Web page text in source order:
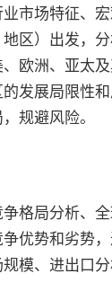
市场特征、
区）出发，
欧洲、亚太
发展局限性
规避风险。
格局分析、
优势和劣势
模、进出口